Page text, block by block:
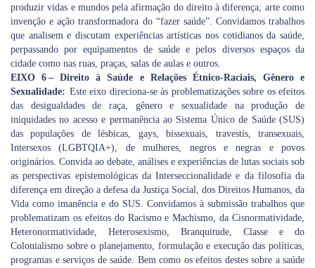
produzir vidas e mundos pela afirmação do direito à diferença; arte como
invenção e ação transformadora do “fazer saúde”. Convidamos trabalhos
que analisem e discutam experiências artísticas nos cotidianos da saúde,
perpassando por equipamentos de saúde e pelos diversos espaços da
cidade como nas ruas, praças, salas de aulas e outros.
EIXO 6 – Direito à Saúde e Relações Étnico-Raciais, Gênero e
Sexualidade: Este eixo direciona-se às problematizações sobre os efeitos
das desigualdades de raça, gênero e sexualidade na produção de
iniquidades no acesso e permanência ao Sistema Único de Saúde (SUS)
das populações de lésbicas, gays, bissexuais, travestis, transexuais,
Intersexos (LGBTQIA+), de mulheres, negros e negras e povos
originários. Convida ao debate, análises e experiências de lutas sociais sob
as perspectivas epistemológicas da Interseccionalidade e da filosofia da
diferença em direção a defesa da Justiça Social, dos Direitos Humanos, da
Vida como imanência e do SUS. Convidamos à submissão trabalhos que
problematizam os efeitos do Racismo e Machismo, da Cisnormatividade,
Heteronormatividade, Heterosexismo, Branquitude, Classe e do
Colonialismo sobre o planejamento, formulação e execução das políticas,
programas e serviços de saúde. Bem como os efeitos destes sobre a saúde